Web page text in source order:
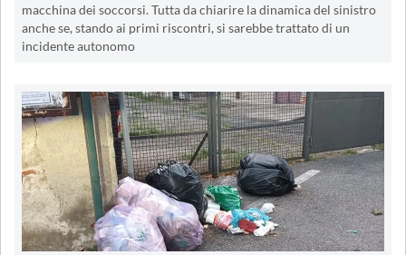
macchina dei soccorsi. Tutta da chiarire la dinamica del sinistro
anche se, stando ai primi riscontri, si sarebbe trattato di un
incidente autonomo